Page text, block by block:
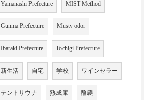
Yamanashi Prefecture MIST Method
Gunma Prefecture Musty odor
Ibaraki Prefecture Tochigi Prefecture
新生活 自宅 学校 ワインセラー
テントサウナ 熟成庫 酪農